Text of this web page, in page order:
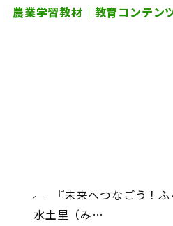
農業学習教材｜教育コンテン
『未来へつなごう！
水土里（み…